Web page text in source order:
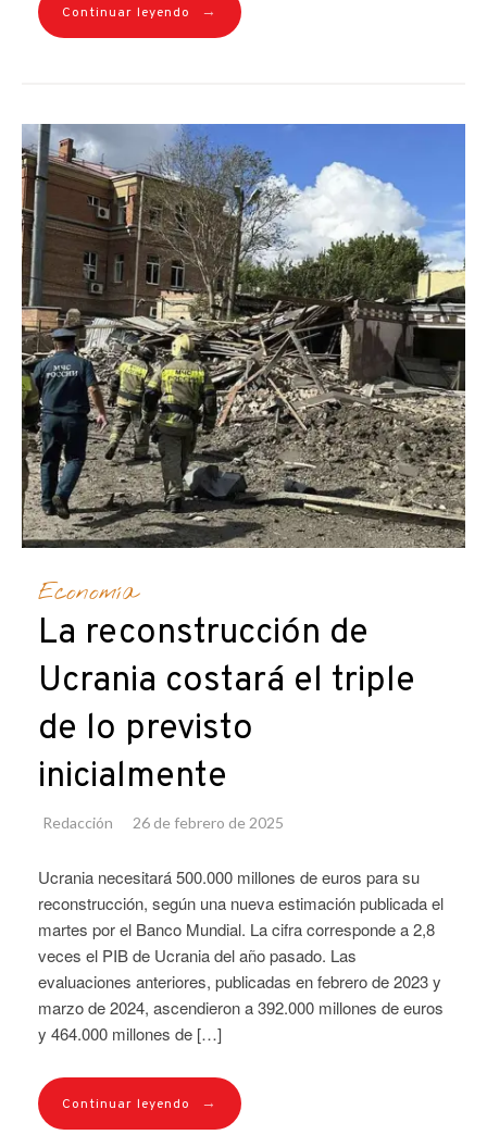
Continuar leyendo →
Economía
La reconstrucción de
Ucrania costará el triple
de lo previsto
inicialmente
Redacción 26 de febrero de 2025
Ucrania necesitará 500.000 millones de euros para su
reconstrucción, según una nueva estimación publicada el
martes por el Banco Mundial. La cifra corresponde a 2,8
veces el PIB de Ucrania del año pasado. Las
evaluaciones anteriores, publicadas en febrero de 2023 y
marzo de 2024, ascendieron a 392.000 millones de euros
y 464.000 millones de […]
Continuar leyendo →